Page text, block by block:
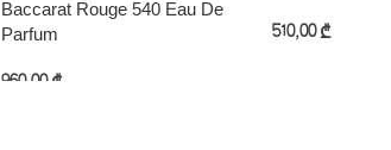
Baccarat Rouge 540 Eau De
Parfum
960,00 ₾
510,00 ₾